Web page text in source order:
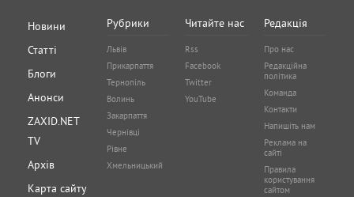
Новини
Статті
Блоги
Анонси
ZAXID.NET
TV
Архів
Карта сайту
Рубрики
Львів
Прикарпаття
Тернопіль
Волинь
Закарпаття
Чернівці
Рівне
Хмельницький
Читайте нас
Rss
Facebook
Twitter
YouTube
Редакція
Про нас
Редакційна
політика
Команда
Контакти
Напишіть нам
Реклама на
сайті
Правила
користування
сайтом